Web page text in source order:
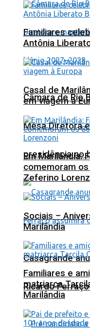
Câmara de Rio
Mesa Diretora
presidência no
Casagrande
Ricardo
Familiares
Antônia
Casal de
em viagem à
Em Marilândia:
comemoram
Zeferino
Sociais –
Marilândia
Familiares e
matriarca
Marilândia